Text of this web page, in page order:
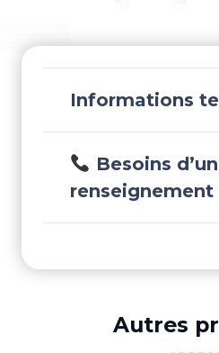
Informations
Besoins d’un
renseignement
Autres